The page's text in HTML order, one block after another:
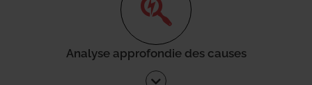
Analyse approfondie des causes